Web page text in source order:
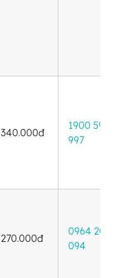
340.000đ
1900 599
997
270.000đ
0964 202
094